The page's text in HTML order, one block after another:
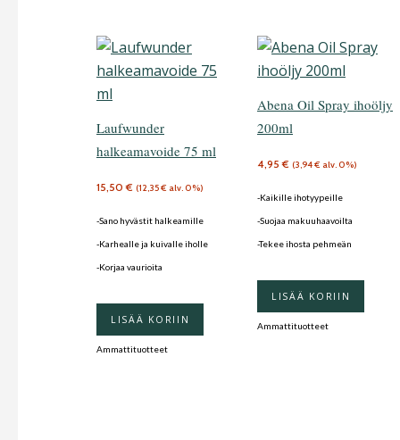
Laufwunder
halkeamavoide 75 ml
15,50€ (12,35€ alv. 0%)
-Sano hyvästit halkeamille
-Karhealle ja kuivalle iholle
-Korjaa vaurioita
LISÄÄ KORIIN
Ammattituotteet
Abena Oil Spray ihoöljy
200ml
4,95€ (3,94€ alv. 0%)
-Kaikille ihotyypeille
-Suojaa makuuhaavoilta
-Tekee ihosta pehmeän
LISÄÄ KORIIN
Ammattituotteet